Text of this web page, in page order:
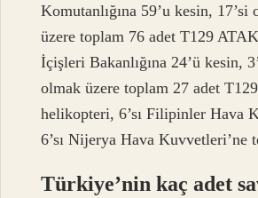
Komutanlığına 59’u kesin,
üzere toplam 76 adet T129
İçişleri Bakanlığına 24’ü kesin,
olmak üzere toplam 27 adet
helikopteri, 6’sı Filipinler Hava
6’sı Nijerya Hava Kuvvetleri’ne
Türkiye’nin kaç adet